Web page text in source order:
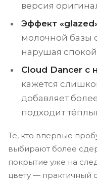
версия
Эффект
молочной базы
нарушая
Cloud Dancer
кажется
добавляет
подходит
Те, кто впервые
выбирают более
покрытие уже на
цвету — практичный